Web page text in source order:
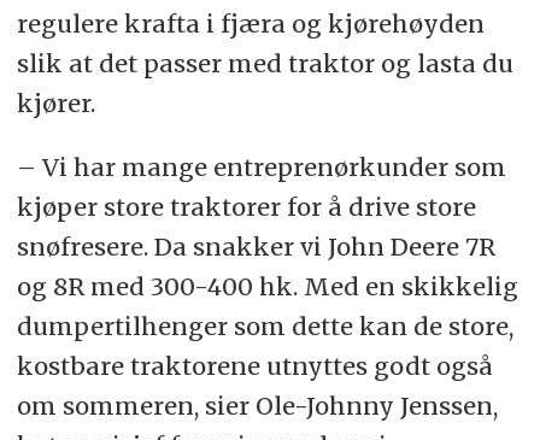
regulere krafta i fjæra og kjørehøyden
slik at det passer med traktor og lasta du
kjører.
– Vi har mange entreprenørkunder som
kjøper store traktorer for å drive store
snøfresere. Da snakker vi John Deere 7R
og 8R med 300-400 hk. Med en skikkelig
dumpertilhenger som dette kan de store,
kostbare traktorene utnyttes godt også
om sommeren, sier Ole-Johnny Jenssen,